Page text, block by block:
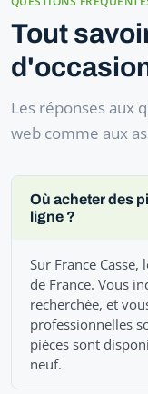
Tout
Les réponses aux
web comme aux
Où acheter des
ligne ?
Sur France
de France. Vous
recherchée, et
professionnelles
pièces sont
neuf.